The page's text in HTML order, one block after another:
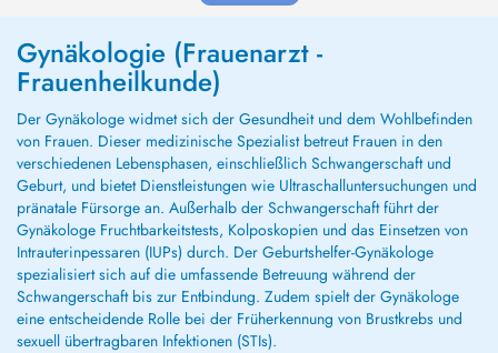
Gynäkologie (Frauenarzt -
Frauenheilkunde)
Der Gynäkologe widmet sich der Gesundheit und dem Wohlbefinden
von Frauen. Dieser medizinische Spezialist betreut Frauen in den
verschiedenen Lebensphasen, einschließlich Schwangerschaft und
Geburt, und bietet Dienstleistungen wie Ultraschalluntersuchungen und
pränatale Fürsorge an. Außerhalb der Schwangerschaft führt der
Gynäkologe Fruchtbarkeitstests, Kolposkopien und das Einsetzen von
Intrauterinpessaren (IUPs) durch. Der Geburtshelfer-Gynäkologe
spezialisiert sich auf die umfassende Betreuung während der
Schwangerschaft bis zur Entbindung. Zudem spielt der Gynäkologe
eine entscheidende Rolle bei der Früherkennung von Brustkrebs und
sexuell übertragbaren Infektionen (STIs).